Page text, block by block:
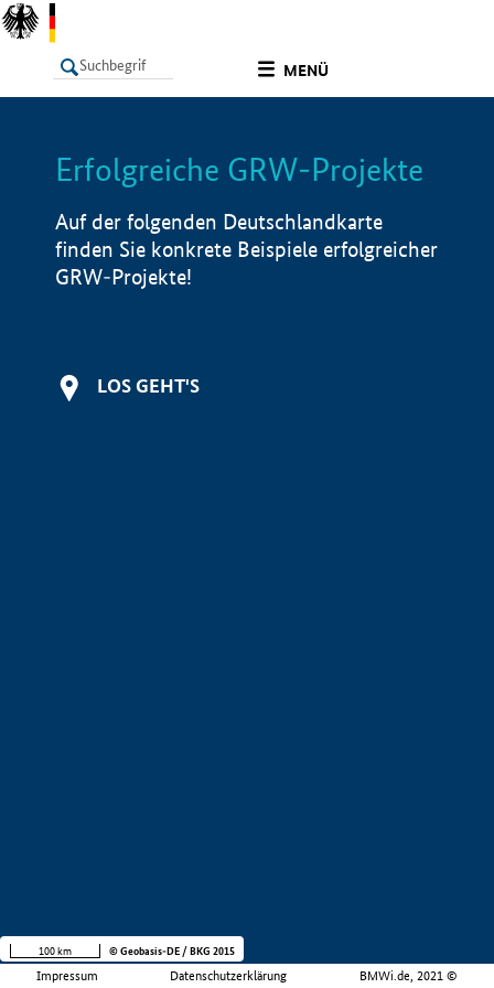
MENÜ
LISTE Info
Erfolgreiche GRW-Projekte
Auf der folgenden Deutschlandkarte
finden Sie konkrete Beispiele erfolgreicher
GRW-Projekte!
LOS GEHT'S
Impressum Datenschutzerklärung BMWi.de, 2021 ©
100 km © Geobasis-DE / BKG 2015